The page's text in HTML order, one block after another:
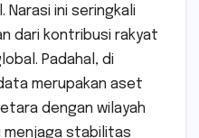
ini seringkali
dari kontribusi rakyat
Padahal, di
merupakan aset
dengan wilayah
menjaga stabilitas